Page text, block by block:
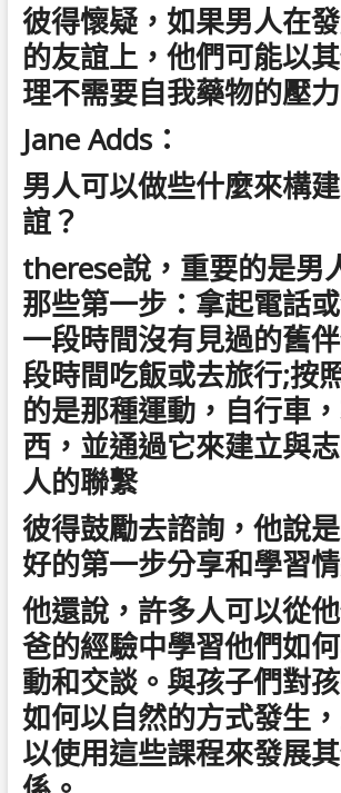
彼得懷疑，如果男人在
的友誼上，他們可能以
理不需要自我藥物的壓力
Jane Adds：
男人可以做些什麼來構
誼？
therese說，重要的是男
那些第一步：拿起電話
一段時間沒有見過的舊
段時間吃飯或去旅行;按
的是那種運動，自行車
西，並通過它來建立與
人的聯繫
彼得鼓勵去諮詢，他說
好的第一步分享和學習
他還說，許多人可以從
爸的經驗中學習他們如
動和交談。與孩子們對
如何以自然的方式發生
以使用這些課程來發展